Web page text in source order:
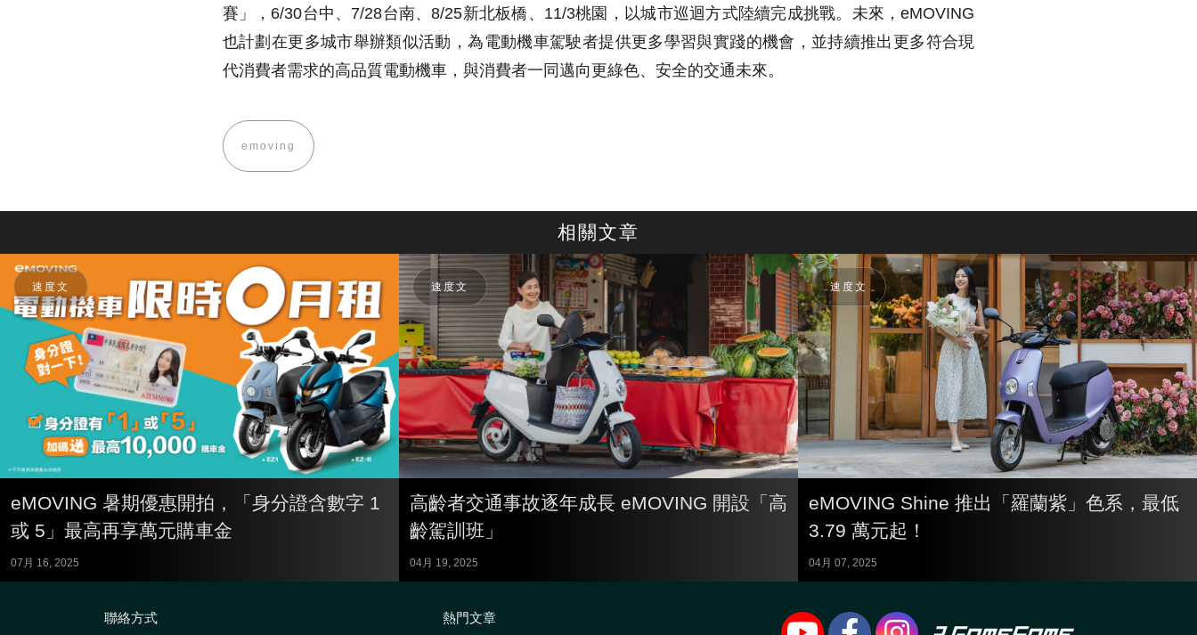
賽」，6/30台中、7/28台南、8/25新北板橋、11/3桃園，以城市巡迴方式陸續完成挑戰。未來，eMOVING
也計劃在更多城市舉辦類似活動，為電動機車駕駛者提供更多學習與實踐的機會，並持續推出更多符合現
代消費者需求的高品質電動機車，與消費者一同邁向更綠色、安全的交通未來。
emoving
相關文章
速度文
eMOVING 暑期優惠開拍，「身分證含數字 1
或 5」最高再享萬元購車金
07月 16, 2025
速度文
高齡者交通事故逐年成長 eMOVING 開設「高
齡駕訓班」
04月 19, 2025
速度文
eMOVING Shine 推出「羅蘭紫」色系，最低
3.79 萬元起！
04月 07, 2025
聯絡方式 熱門文章